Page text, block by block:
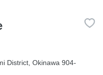
District, Okinawa 904-